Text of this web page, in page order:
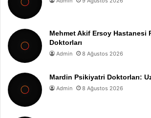
Mehmet Akif Ersoy Hastanesi
Doktorları
Admin 8 Ağustos 2026
Mardin Psikiyatri Doktorları:
Admin 8 Ağustos 2026